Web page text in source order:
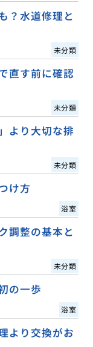
？水道修理と
未分類
直す前に確認
未分類
より大切な排
未分類
け方
浴室
調整の基本と
未分類
の一歩
浴室
より交換がお